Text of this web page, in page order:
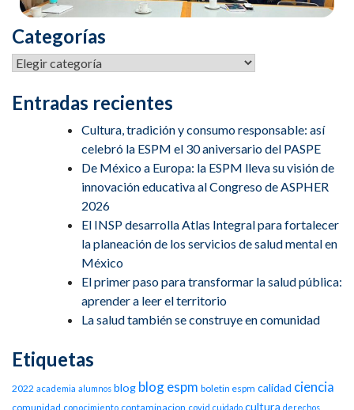
Categorías
Entradas recientes
Cultura, tradición y consumo responsable: así
celebró la ESPM el 30 aniversario del PASPE
De México a Europa: la ESPM lleva su visión de
innovación educativa al Congreso de ASPHER
2026
El INSP desarrolla Atlas Integral para fortalecer
la planeación de los servicios de salud mental en
México
El primer paso para transformar la salud pública:
aprender a leer el territorio
La salud también se construye en comunidad
Etiquetas
2022 academia alumnos blog blog espm boletin espm calidad ciencia
comunidad conocimiento contaminacion covid cuidado cultura derechos